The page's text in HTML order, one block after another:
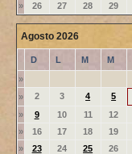
»
26 27 28 29
Agosto 2026
D L M M
»
»
2 3 4 5
»
9 10 11 12
»
16 17 18 19
»
23 24 25 26